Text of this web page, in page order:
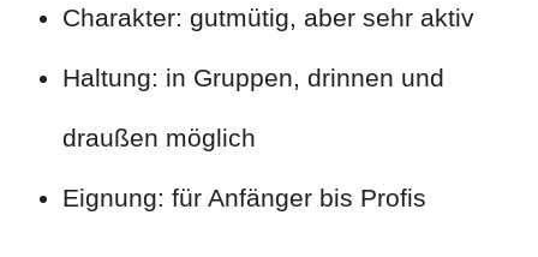
Charakter: gutmütig, aber sehr aktiv
Haltung: in Gruppen, drinnen und
draußen möglich
Eignung: für Anfänger bis Profis